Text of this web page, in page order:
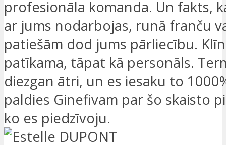
profesionāla komanda. Un fakts,
ar jums nodarbojas, runā franču
patiešām dod jums pārliecību.
patīkama, tāpat kā personāls.
diezgan ātri, un es iesaku to
paldies Ginefivam par šo skaisto
ko es piedzīvoju.